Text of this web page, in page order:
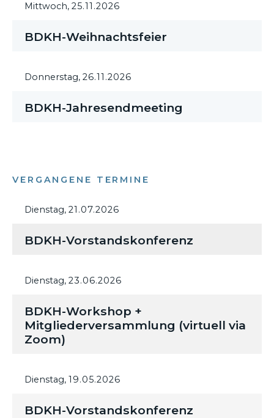
Mittwoch, 25.11.2026
BDKH-Weihnachtsfeier
Donnerstag, 26.11.2026
BDKH-Jahresendmeeting
VERGANGENE TERMINE
Dienstag, 21.07.2026
BDKH-Vorstandskonferenz
Dienstag, 23.06.2026
BDKH-Workshop +
Mitgliederversammlung (virtuell via
Zoom)
Dienstag, 19.05.2026
BDKH-Vorstandskonferenz